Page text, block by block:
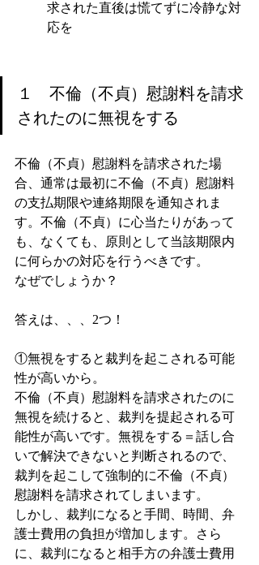
求された直後は慌てずに冷静な対
応を
１　不倫（不貞）慰謝料を請求
されたのに無視をする
不倫（不貞）慰謝料を請求された場
合、通常は最初に不倫（不貞）慰謝料
の支払期限や連絡期限を通知されま
す。不倫（不貞）に心当たりがあって
も、なくても、原則として当該期限内
に何らかの対応を行うべきです。
なぜでしょうか？
答えは、、、2つ！
①無視をすると裁判を起こされる可能
性が高いから。
不倫（不貞）慰謝料を請求されたのに
無視を続けると、裁判を提起される可
能性が高いです。無視をする＝話し合
いで解決できないと判断されるので、
裁判を起こして強制的に不倫（不貞）
慰謝料を請求されてしまいます。
しかし、裁判になると手間、時間、弁
護士費用の負担が増加します。さら
に、裁判になると相手方の弁護士費用